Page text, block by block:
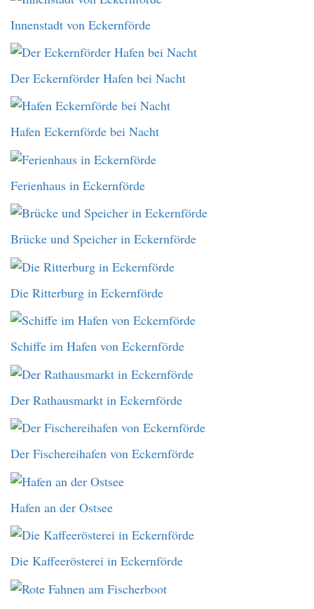
Innenstadt von Eckernförde
Der Eckernförder Hafen bei Nacht
Hafen Eckernförde bei Nacht
Ferienhaus in Eckernförde
Brücke und Speicher in Eckernförde
Die Ritterburg in Eckernförde
Schiffe im Hafen von Eckernförde
Der Rathausmarkt in Eckernförde
Der Fischereihafen von Eckernförde
Hafen an der Ostsee
Die Kaffeerösterei in Eckernförde